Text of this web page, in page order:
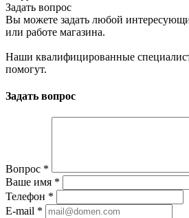
Задать вопрос
Вы можете задать любой
или работе магазина.
Наши квалифицированные
помогут.
Задать вопрос
Вопрос *
Ваше имя *
Телефон *
E-mail *